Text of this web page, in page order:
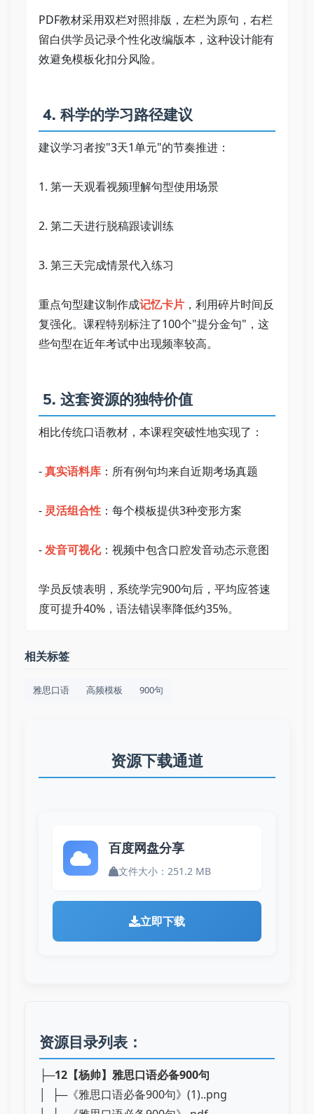
PDF教材采用双栏对照排版，左栏为原句，右栏
留白供学员记录个性化改编版本，这种设计能有
效避免模板化扣分风险。
4. 科学的学习路径建议
建议学习者按"3天1单元"的节奏推进：
1. 第一天观看视频理解句型使用场景
2. 第二天进行脱稿跟读训练
3. 第三天完成情景代入练习
重点句型建议制作成记忆卡片 ，利用碎片时间反
复强化。课程特别标注了100个"提分金句"，这
些句型在近年考试中出现频率较高。
5. 这套资源的独特价值
相比传统口语教材，本课程突破性地实现了：
- 真实语料库 ：所有例句均来自近期考场真题
- 灵活组合性 ：每个模板提供3种变形方案
- 发音可视化
学员反馈表明，系统学完900句后，平均应答速
度可提升40%，语法错误率降低约35%。
相关标签
雅思口语 高频模板 900句
资源下载通道
百度网盘分享
文件大小：251.2 MB
立即下载
资源目录列表：
├─12【杨帅】雅思口语必备900句
│ ├─《雅思口语必备900句》(1)..png